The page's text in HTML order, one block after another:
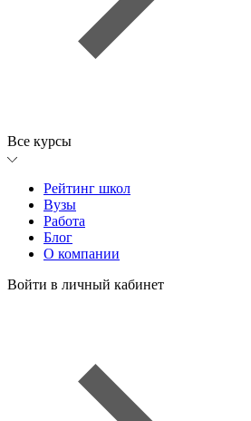
Все курсы
Рейтинг школ
Вузы
Работа
Блог
О компании
Войти в личный кабинет